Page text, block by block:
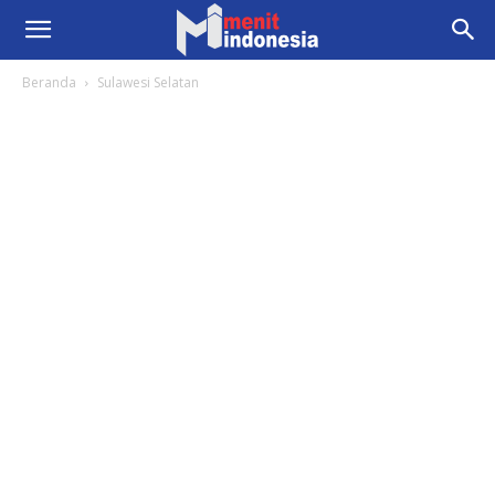
Beranda Sulawesi Selatan